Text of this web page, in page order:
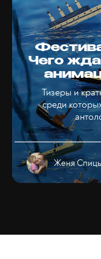
Чего
Тизеры и
среди
Женя